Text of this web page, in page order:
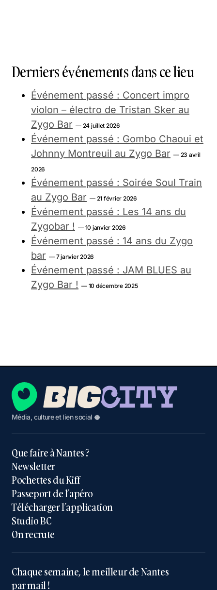
Derniers événements dans ce lieu
Événement passé : Concert impro
violon – électro de Tristan Sker au
Zygo Bar — 24 juillet 2026
Événement passé : Gombo Chaoui et
Johnny Montreuil au Zygo Bar — 23 avril
2026
Événement passé : Soirée Soul Train
au Zygo Bar — 21 février 2026
Événement passé : Les 14 ans du
Zygobar ! — 10 janvier 2026
Événement passé : 14 ans du Zygo
bar — 7 janvier 2026
Événement passé : JAM BLUES au
Zygo Bar ! — 10 décembre 2025
Média, culture et lien social 🥥
Que faire à Nantes ?
Newsletter
Pochettes du Kiff
Passeport de l’apéro
Télécharger l’application
Studio BC
On recrute
Chaque semaine, le meilleur de Nantes
par mail !